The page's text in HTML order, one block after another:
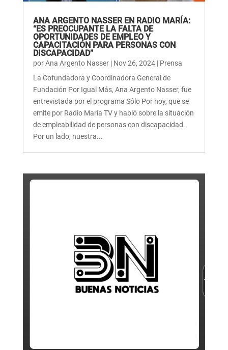
ANA ARGENTO NASSER EN RADIO MARÍA:
“ES PREOCUPANTE LA FALTA DE
OPORTUNIDADES DE EMPLEO Y
CAPACITACIÓN PARA PERSONAS CON
DISCAPACIDAD”
porAna Argento Nasser| Nov 26, 2024| Prensa
La Cofundadora y Coordinadora General de
Fundación Por Igual Más, Ana Argento Nasser, fue
entrevistada por el programa Sólo Por hoy, que se
emite por Radio María TV y habló sobre la situación
de empleabilidad de personas con discapacidad.
Por un lado, nuestra...